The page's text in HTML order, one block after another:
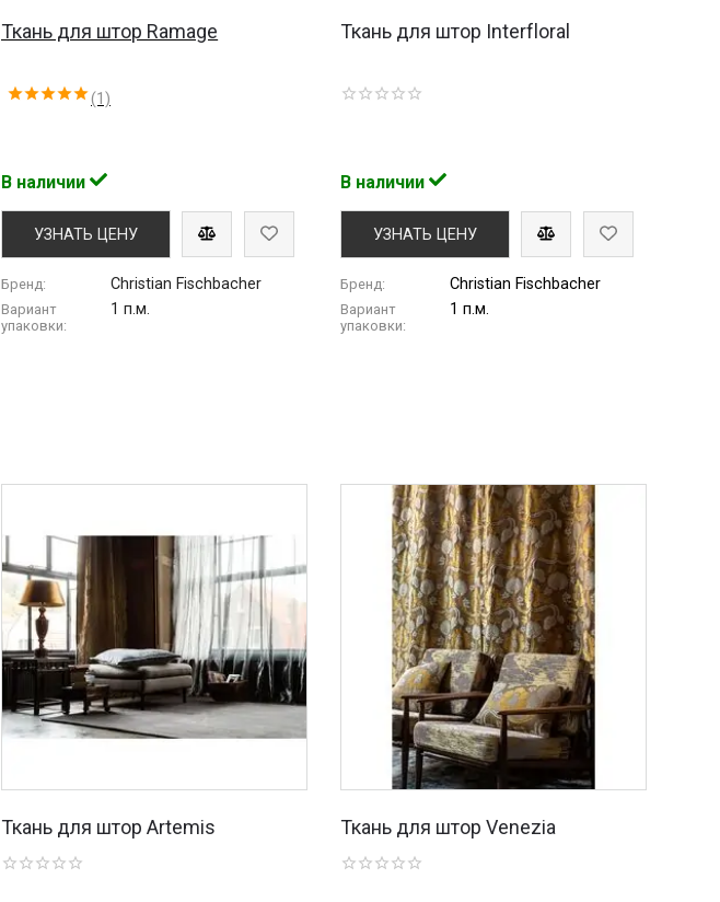
Ткань для штор Ramage
(1)
В наличии
УЗНАТЬ ЦЕНУ
Бренд: Christian Fischbacher
Вариант
упаковки:
1 п.м.
Ткань для штор Interfloral
В наличии
УЗНАТЬ ЦЕНУ
Бренд: Christian Fischbacher
Вариант
упаковки:
1 п.м.
Ткань для штор Artemis Ткань для штор Venezia